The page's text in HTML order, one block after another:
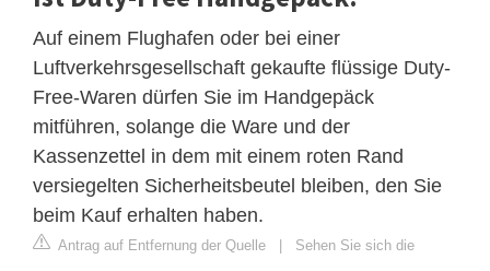
Auf einem Flughafen oder bei einer
Luftverkehrsgesellschaft gekaufte flüssige Duty-
Free-Waren dürfen Sie im Handgepäck
mitführen, solange die Ware und der
Kassenzettel in dem mit einem roten Rand
versiegelten Sicherheitsbeutel bleiben, den Sie
beim Kauf erhalten haben.
Antrag auf Entfernung der Quelle
Sehen Sie sich die